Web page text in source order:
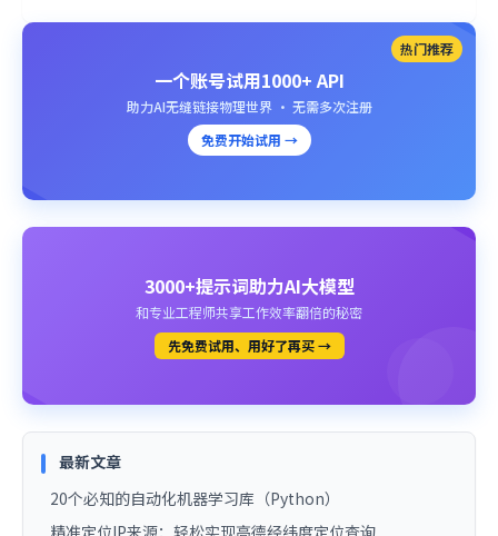
热门推荐
一个账号试用1000+ API
助力AI无缝链接物理世界 · 无需多次注册
免费开始试用 →
3000+提示词助力AI大模型
和专业工程师共享工作效率翻倍的秘密
先免费试用、用好了再买 →
最新文章
20个必知的自动化机器学习库（Python）